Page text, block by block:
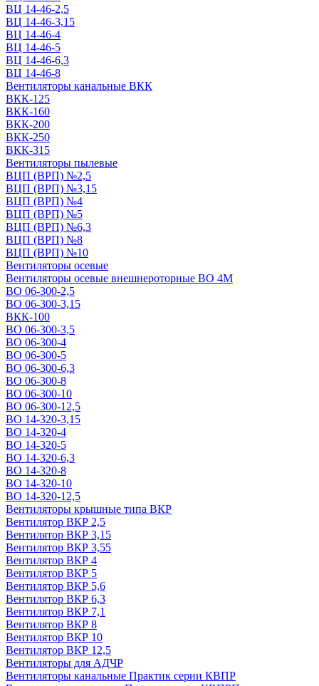
ВЦ 14-46-2,5
ВЦ 14-46-3,15
ВЦ 14-46-4
ВЦ 14-46-5
ВЦ 14-46-6,3
ВЦ 14-46-8
Вентиляторы канальные ВКК
ВКК-125
ВКК-160
ВКК-200
ВКК-250
ВКК-315
Вентиляторы пылевые
ВЦП (ВРП) №2,5
ВЦП (ВРП) №3,15
ВЦП (ВРП) №4
ВЦП (ВРП) №5
ВЦП (ВРП) №6,3
ВЦП (ВРП) №8
ВЦП (ВРП) №10
Вентиляторы осевые
Вентиляторы осевые внешнероторные ВО 4М
ВО 06-300-2,5
ВО 06-300-3,15
ВКК-100
ВО 06-300-3,5
ВО 06-300-4
ВО 06-300-5
ВО 06-300-6,3
ВО 06-300-8
ВО 06-300-10
ВО 06-300-12,5
ВО 14-320-3,15
ВО 14-320-4
ВО 14-320-5
ВО 14-320-6,3
ВО 14-320-8
ВО 14-320-10
ВО 14-320-12,5
Вентиляторы крышные типа ВКР
Вентилятор ВКР 2,5
Вентилятор ВКР 3,15
Вентилятор ВКР 3,55
Вентилятор ВКР 4
Вентилятор ВКР 5
Вентилятор ВКР 5,6
Вентилятор ВКР 6,3
Вентилятор ВКР 7,1
Вентилятор ВКР 8
Вентилятор ВКР 10
Вентилятор ВКР 12,5
Вентиляторы для АДЧР
Вентиляторы канальные Практик серии КВПР